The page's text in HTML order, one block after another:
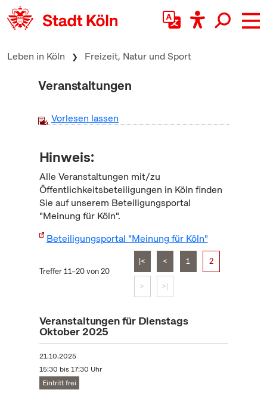
zum Inhalt springen
Leben in Köln Freizeit, Natur und Sport
Veranstaltungen
Vorlesen lassen
Hinweis:
Alle Veranstaltungen mit/zu
Öffentlichkeitsbeteiligungen in Köln finden
Sie auf unserem Beteiligungsportal
"Meinung für Köln".
Beteiligungsportal "Meinung für Köln"
Treffer 11–20 von 20
|< < 1 2
> >|
Veranstaltungen für Dienstags
Oktober 2025
21.10.2025
15:30 bis 17:30 Uhr
Eintritt frei